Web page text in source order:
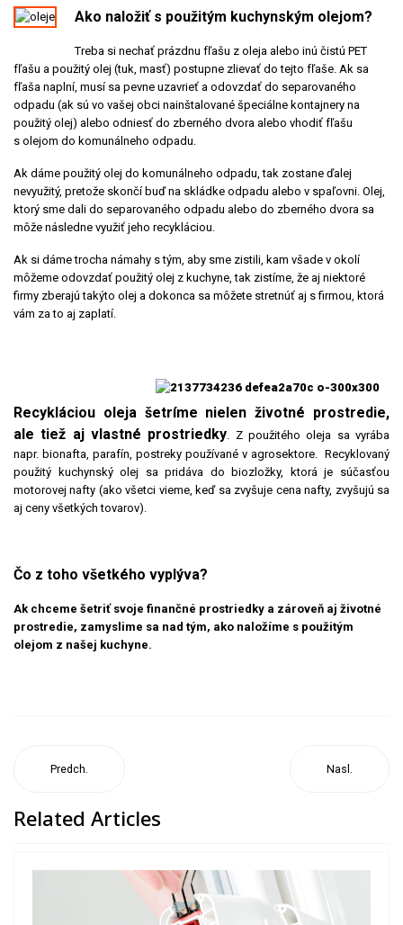
Ako naložiť s použitým kuchynským olejom?
Treba si nechať prázdnu fľašu z oleja alebo inú čistú PET
fľašu a použitý olej (tuk, masť) postupne zlievať do tejto fľaše. Ak sa
fľaša naplní, musí sa pevne uzavrieť a odovzdať do separovaného
odpadu (ak sú vo vašej obci nainštalované špeciálne kontajnery na
použitý olej) alebo odniesť do zberného dvora alebo vhodiť fľašu
s olejom do komunálneho odpadu.
Ak dáme použitý olej do komunálneho odpadu, tak zostane ďalej
nevyužitý, pretože skončí buď na skládke odpadu alebo v spaľovni. Olej,
ktorý sme dali do separovaného odpadu alebo do zberného dvora sa
môže následne využiť jeho recykláciou.
Ak si dáme trocha námahy s tým, aby sme zistili, kam všade v okolí
môžeme odovzdať použitý olej z kuchyne, tak zistíme, že aj niektoré
firmy zberajú takýto olej a dokonca sa môžete stretnúť aj s firmou, ktorá
vám za to aj zaplatí.
Recykláciou oleja šetríme nielen životné prostredie,
ale tiež aj vlastné prostriedky. Z použitého oleja sa vyrába
napr. bionafta, parafín, postreky používané v agrosektore. Recyklovaný
použitý kuchynský olej sa pridáva do biozložky, ktorá je súčasťou
motorovej nafty (ako všetci vieme, keď sa zvyšuje cena nafty, zvyšujú sa
aj ceny všetkých tovarov).
Čo z toho všetkého vyplýva?
Ak chceme šetriť svoje finančné prostriedky a zároveň aj životné
prostredie, zamyslime sa nad tým, ako na ložíme s použitým
olejom z našej kuchyne.
Predch. Nasl.
Related Articles